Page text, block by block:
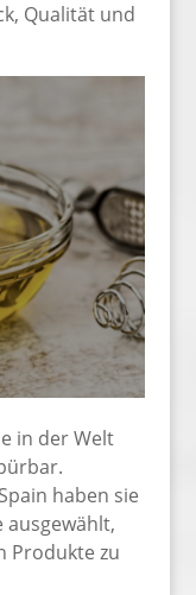
Qualität und
in der Welt
haben sie
ausgewählt,
Produkte zu